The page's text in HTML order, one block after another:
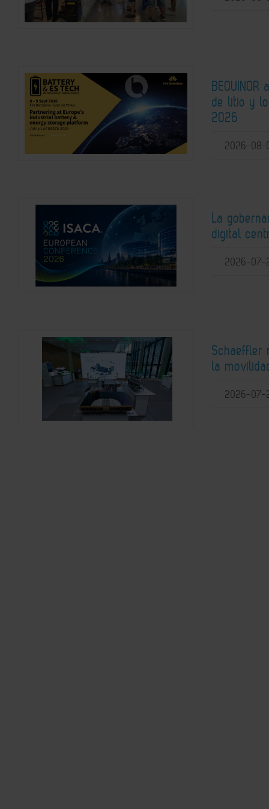
de litio y
2026
2026-08-
La
digital
2026-07-
Schaeffler
la
2026-07-